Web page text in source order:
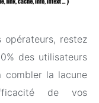
opérateurs, restez
des utilisateurs
la lacune
de vos